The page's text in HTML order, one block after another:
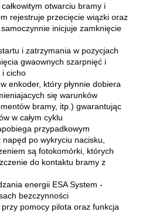
otwarciu bramy i
rejestruje przecięcie wiązki oraz
inicjuje zamknięcie
i zatrzymania w pozycjach
gwaownych szarpnięć i
i cicho
enkoder, który płynnie dobiera
się warunków
bramy, itp.) gwarantując
w całym cyklu
przypadkowym
po wykryciu nacisku,
są fotokomórki, których
do kontaktu bramy z
energii ESA System -
bezczynności
pomocy pilota oraz funkcja